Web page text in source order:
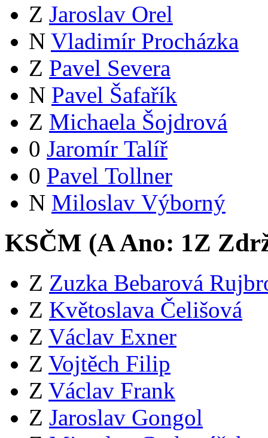
Z Jaroslav Orel
N Vladimír Procházka
Z Pavel Severa
N Pavel Šafařík
Z Michaela Šojdrová
0 Jaromír Talíř
0 Pavel Tollner
N Miloslav Výborný
KSČM (AAno: 1Z
Z Zuzka Bebarová
Z Květoslava Čelišová
Z Václav Exner
Z Vojtěch Filip
Z Václav Frank
Z Jaroslav Gongol